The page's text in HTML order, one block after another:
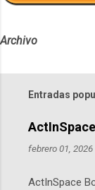
Archivo
Entradas
febrero 01, 2026
ActInSpace